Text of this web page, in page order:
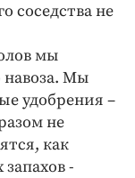
соседства не
мы
навоза. Мы
удобрения –
не
как
-